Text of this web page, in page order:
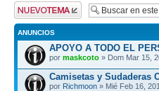
Publicar un nuevo
tema
ANUNCIOS
APOYO A TODO EL
por maskcoto » Dom Mar 15,
Camisetas y Sudaderas
por Richmoon » Mié Feb 16,